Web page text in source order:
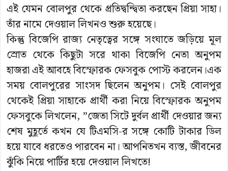
এই যেমন বোলপুর থেকে প্রতিদ্বন্দ্বিতা করছেন প্রিয়া সাহা।
তাঁর নামে দেওয়াল লিখনও শুরু হয়েছে।
কিন্তু বিজেপি রাজ্য নেতৃত্বের সঙ্গে সংঘাতে জড়িয়ে মূল
স্রোত থেকে কিছুটা সরে থাকা বিজেপি নেতা অনুপম
হাজরা এই আবহে বিস্ফোরক ফেসবুক পোস্ট করলেন।এক
সময় বোলপুরের সাংসদ ছিলেন অনুপম। সেই বোলপুর
থেকেই প্রিয়া সাহাকে প্রার্থী করা নিয়ে বিস্ফোরক অনুপম
ফেসবুকে লিখলেন, ”জেতা সিটে দুর্বল প্রার্থী দেওয়ার জন্য
শেষ মুহূর্তে কখন যে টিএমসি-র সঙ্গে কোটি টাকার ডিল
হয়ে যাবে ধরতেও পারবেন না। আপনিতখন ব্যস্ত, জীবনের
ঝুঁকি নিয়ে পার্টির হয়ে দেওয়াল লিখতে!